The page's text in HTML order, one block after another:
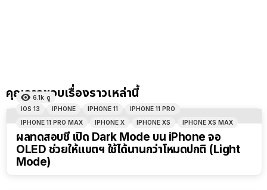
คุณอาจชอบเรื่องราวเหล่านี้
6.1k ดู
IOS 13
IPHONE IPHONE 11
IPHONE 11 PRO
IPHONE 11 PRO MAX
IPHONE X IPHONE XS IPHONE XS MAX
ผลทดสอบชี้ เปิด Dark Mode บน iPhone จอ
OLED ช่วยให้แบตฯ ใช้ได้นานกว่าโหมดปกติ (Light
Mode)